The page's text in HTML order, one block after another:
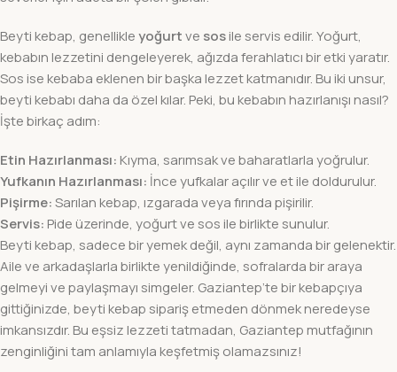
Beyti kebap, genellikleyoğurtve sosile servis edilir. Yoğurt,
kebabın lezzetini dengeleyerek, ağızda ferahlatıcı bir etki yaratır.
Sos ise kebaba eklenen bir başka lezzet katmanıdır. Bu iki unsur,
beyti kebabı daha da özel kılar. Peki, bu kebabın hazırlanışı nasıl?
İşte birkaç adım:
Etin Hazırlanması: Kıyma, sarımsak ve baharatlarla yoğrulur.
Yufkanın Hazırlanması: İnce yufkalar açılır ve et ile doldurulur.
Pişirme:Sarılan kebap, ızgarada veya fırında pişirilir.
Servis: Pide üzerinde, yoğurt ve sos ile birlikte sunulur.
Beyti kebap, sadece bir yemek değil, aynı zamanda bir gelenektir.
Aile ve arkadaşlarla birlikte yenildiğinde, sofralarda bir araya
gelmeyi ve paylaşmayı simgeler. Gaziantep’te bir kebapçıya
gittiğinizde, beyti kebap sipariş etmeden dönmek neredeyse
imkansızdır. Bu eşsiz lezzeti tatmadan, Gaziantep mutfağının
zenginliğini tam anlamıyla keşfetmiş olamazsınız!